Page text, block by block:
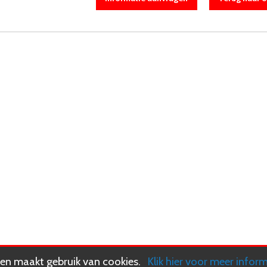
maakt gebruik van cookies. Klik hier voor meer